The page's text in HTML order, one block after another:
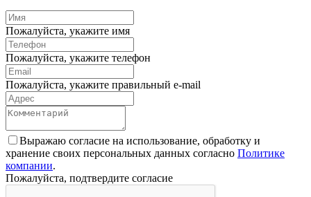
Пожалуйста, укажите имя
Пожалуйста, укажите телефон
Пожалуйста, укажите правильный e-mail
Выражаю согласие на использование, обработку и
хранение своих персональных данных согласно Политике
компании.
Пожалуйста, подтвердите согласие